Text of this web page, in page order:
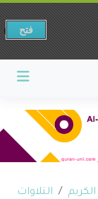
التلاوات
فتح